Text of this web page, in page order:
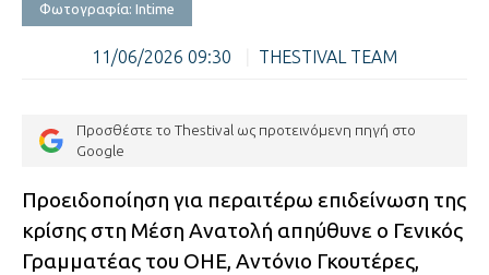
Φωτογραφία: Intime
11/06/2026 09:30 THESTIVAL TEAM
Προσθέστε το Thestival ως προτεινόμενη πηγή στο
Google
Προειδοποίηση για περαιτέρω επιδείνωση της
κρίσης στη Μέση Ανατολή απηύθυνε ο Γενικός
Γραμματέας του ΟΗΕ, Αντόνιο Γκουτέρες,